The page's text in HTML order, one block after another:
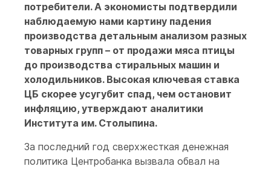
потребители. А экономисты подтвердили
наблюдаемую нами картину падения
производства детальным анализом разных
товарных групп – от продажи мяса птицы
до производства стиральных машин и
холодильников. Высокая ключевая ставка
ЦБ скорее усугубит спад, чем остановит
инфляцию, утверждают аналитики
Института им. Столыпина.
За последний год сверхжесткая денежная
политика Центробанка вызвала обвал на